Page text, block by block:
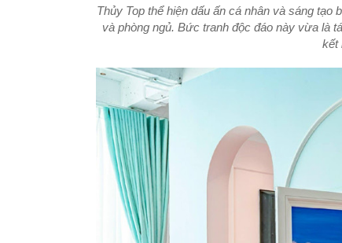
Thủy Top thể hiện dấu ấn cá nhân và sáng
và phòng ngủ. Bức tranh độc đáo này vừa là
kết